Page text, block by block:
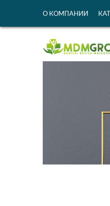
О КОМПАНИИ